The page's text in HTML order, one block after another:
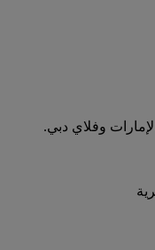
وفلاي دبي.